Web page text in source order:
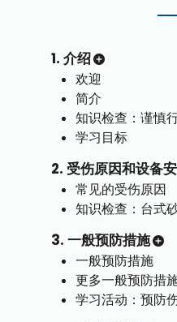
1. 介绍
欢迎
简介
知识检查：谨慎
学习目标
2. 受伤原因和设备
常见的受伤原因
知识检查：台式
3. 一般预防措施
一般预防措施
更多一般预防措
学习活动：预防